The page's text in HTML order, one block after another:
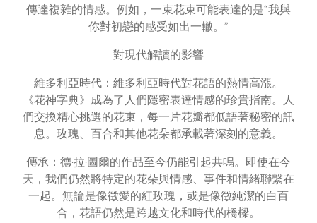
傳達複雜的情感。例如，一束花束可能表達的是“我與
你對初戀的感受如出一轍。”
對現代解讀的影響
維多利亞時代：維多利亞時代對花語的熱情高漲。
《花神字典》成為了人們隱密表達情感的珍貴指南。人
們交換精心挑選的花束，每一片花瓣都低語著秘密的訊
息。玫瑰、百合和其他花朵都承載著深刻的意義。
傳承：德·拉·圖爾的作品至今仍能引起共鳴。即使在今
天，我們仍然將特定的花朵與情感、事件和情緒聯繫在
一起。無論是像徵愛的紅玫瑰，或是像徵純潔的白百
合，花語仍然是跨越文化和時代的橋樑。